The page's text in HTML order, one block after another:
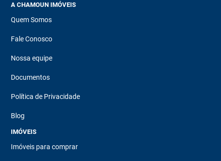
A CHAMOUN IMÓVEIS
Quem Somos
Fale Conosco
Nossa equipe
Documentos
Política de Privacidade
Blog
IMÓVEIS
Imóveis para comprar